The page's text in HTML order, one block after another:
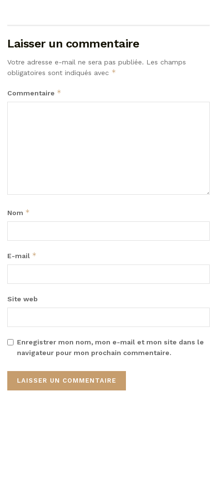
Laisser un commentaire
Votre adresse e-mail ne sera pas publiée. Les champs
obligatoires sont indiqués avec *
Commentaire *
Nom *
E-mail *
Site web
Enregistrer mon nom, mon e-mail et mon site dans le
navigateur pour mon prochain commentaire.